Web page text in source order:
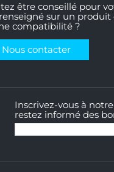
être conseillé pour
sur un produit
compatibilité ?
Nous contacter
Inscrivez-vous à
restez informé des